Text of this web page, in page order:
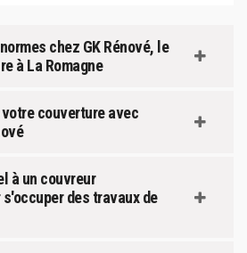
chez GK Rénové, le
à La Romagne
couverture avec
à un couvreur
des travaux de